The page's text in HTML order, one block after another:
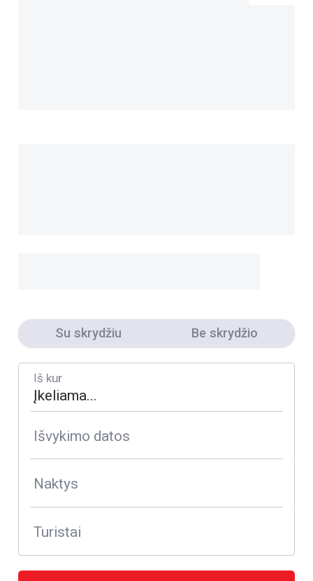
Su skrydžiu Be skrydžio
Iš kur
Išvykimo datos
Naktys
Turistai